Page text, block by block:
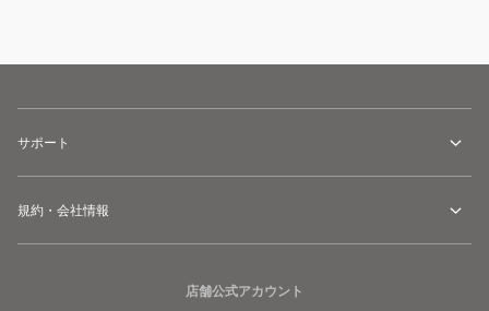
サポート
規約・会社情報
店舗公式アカウント